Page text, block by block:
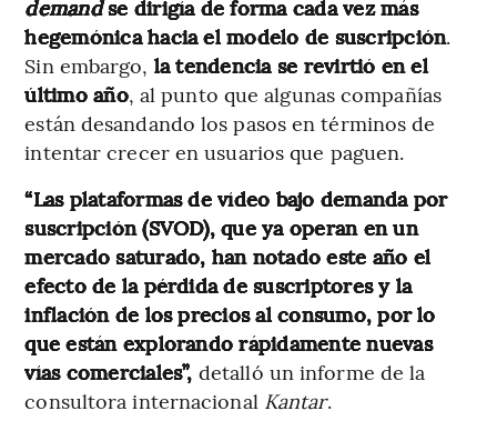
demandse dirigía de forma cada vez más
hegemónica hacia el modelo de suscripción.
Sin embargo, la tendencia se revirtió en el
último año, al punto que algunas compañías
están desandando los pasos en términos de
intentar crecer en usuarios que paguen.
“Las plataformas de vídeo bajo demanda por
suscripción (SVOD), que ya operan en un
mercado saturado, han notado este año el
efecto de la pérdida de suscriptores y la
inflación de los precios al consumo, por lo
que están explorando rápidamente nuevas
vías comerciales”, detalló un informe de la
consultora internacional Kantar.